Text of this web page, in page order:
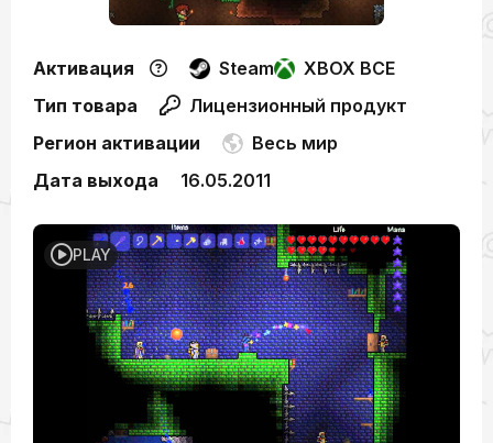
Активация Steam
XBOX ВСЕ
Тип товара
Лицензионный продукт
Регион активации
Весь мир
Дата выхода
16.05.2011
PLAY